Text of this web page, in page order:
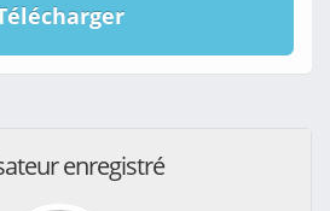
enregistré